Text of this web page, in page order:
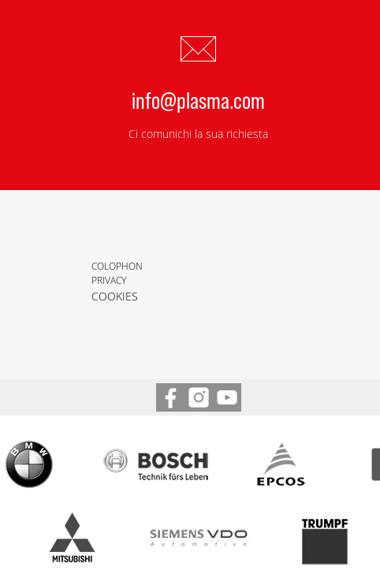
info@plasma.com
Ci comunichi la sua richiesta
COLOPHON
PRIVACY
COOKIES